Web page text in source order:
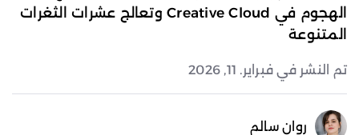
الهجوم في Creative Cloud وتعالج عشرات الثغرات
المتنوعة
تم النشر في فبراير. 11, 2026
روان سالم